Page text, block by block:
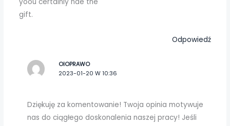
gift.
Odpowiedź
OIOPRAWO
2023-01-20 W 10:36
Dziękuję za komentowanie! Twoja opinia motywuje
nas do ciągłego doskonalenia naszej pracy! Jeśli